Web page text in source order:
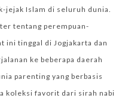
jejak Islam di seluruh dunia.
tentang perempuan-
ini tinggal di Jogjakarta dan
ke beberapa daerah
parenting yang berbasis
koleksi favorit dari sirah nabi